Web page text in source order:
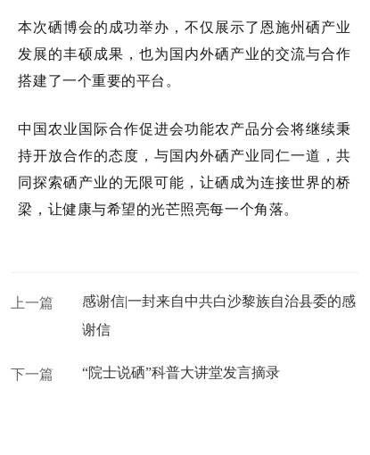
本次硒博会的成功举办，不仅展示了恩施州硒产业
发展的丰硕成果，也为国内外硒产业的交流与合作
搭建了一个重要的平台。
中国农业国际合作促进会功能农产品分会将继续秉
持开放合作的态度，与国内外硒产业同仁一道，共
同探索硒产业的无限可能，让硒成为连接世界的桥
梁，让健康与希望的光芒照亮每一个角落。
上一篇
感谢信|一封来自中共白沙黎族自治县委的感
谢信
下一篇 “院士说硒”科普大讲堂发言摘录